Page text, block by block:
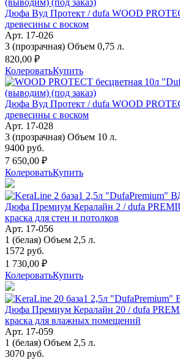
Дюфа Вуд Протект / dufa WOOD
древесины с воском
Арт. 17-026
3 (прозрачная) Объем 0,75 л.
820,00 ₽
КолероватьКупить
Дюфа Вуд Протект / dufa WOOD
древесины с воском
Арт. 17-028
3 (прозрачная) Объем 10 л.
9400 руб.
7 650,00 ₽
КолероватьКупить
Дюфа Премиум Кералайн 2 / dufa
краска для стен и потолков
Арт. 17-056
1 (белая) Объем 2,5 л.
1572 руб.
1 730,00 ₽
КолероватьКупить
Дюфа Премиум Кералайн 20 / dufa
краска для влажных помещений
Арт. 17-059
1 (белая) Объем 2,5 л.
3070 руб.